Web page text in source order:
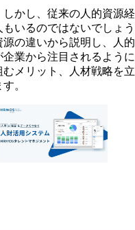
かし、従来の人的資源経
いるのではないでしょう
の違いから説明し、人的
業から注目されるように
メリット、人材戦略を立
。